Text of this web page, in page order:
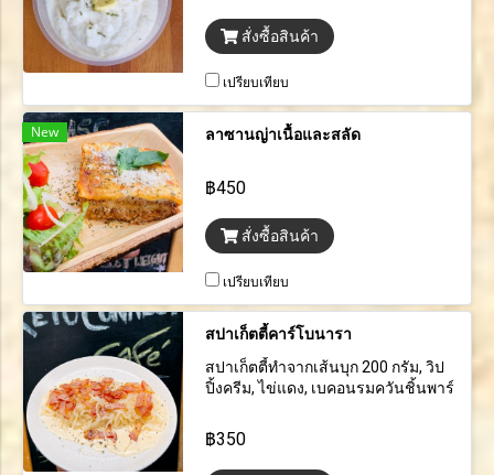
สั่งซื้อสินค้า
เปรียบเทียบ
New ลาซานญ่าเนื้อและสลัด
฿450
สั่งซื้อสินค้า
เปรียบเทียบ
สปาเก็ตตี้คาร์โบนารา
สปาเก็ตตี้ทำจากเส้นบุก 200 กรัม, วิป
ปิ้งครีม, ไข่แดง, เบคอนรมควันชิ้นพาร์
฿350